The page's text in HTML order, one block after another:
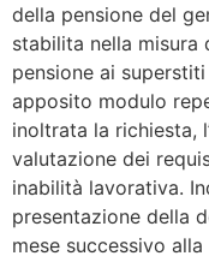
della pensione del
stabilita nella misura
pensione ai
apposito modulo
inoltrata la richiesta,
valutazione dei
inabilità lavorativa.
presentazione della
mese successivo